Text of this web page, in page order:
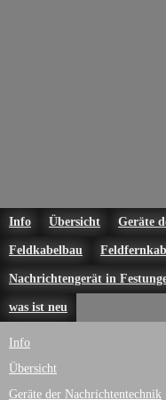
Info Übersicht Geräte
Feldkabelbau
Nachrichtengerät in
was ist neu
Info
Übersicht
Geräte der Nachrichtentechnik